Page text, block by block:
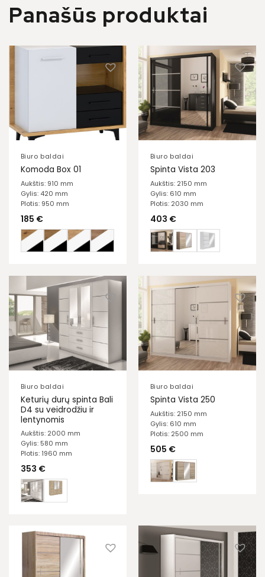
Panašūs produktai
Biuro baldai
Komoda Box 01
Aukštis: 910 mm
Gylis: 420 mm
Plotis: 950 mm
185 €
Biuro baldai
Spinta Vista 203
Aukštis: 2150 mm
Gylis: 610 mm
Plotis: 2030 mm
403 €
Biuro baldai
Keturių durų spinta Bali
D4 su veidrodžiu ir
lentynomis
Aukštis: 2000 mm
Gylis: 580 mm
Plotis: 1960 mm
353 €
Biuro baldai
Spinta Vista 250
Aukštis: 2150 mm
Gylis: 610 mm
Plotis: 2500 mm
505 €